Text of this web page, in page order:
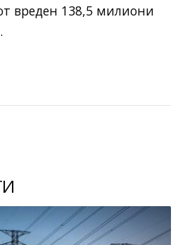
вреден 138,5 милиони